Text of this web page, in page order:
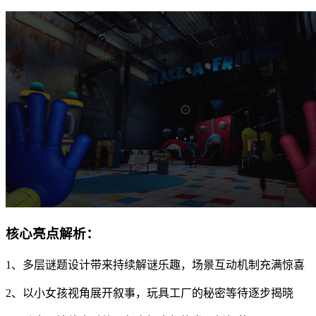
核心亮点解析：
1、多层谜题设计带来持续解谜乐趣，场景互动机制充满惊喜
2、以小女孩视角展开叙事，玩具工厂的秘密等待逐步揭晓